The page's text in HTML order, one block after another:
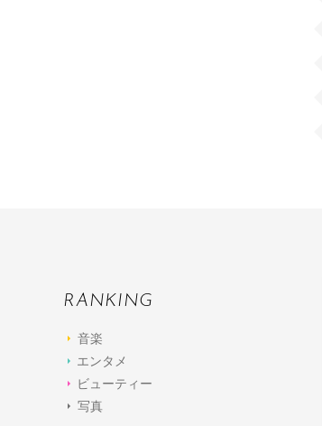
RANKING
音楽
エンタメ
ビューティー
写真